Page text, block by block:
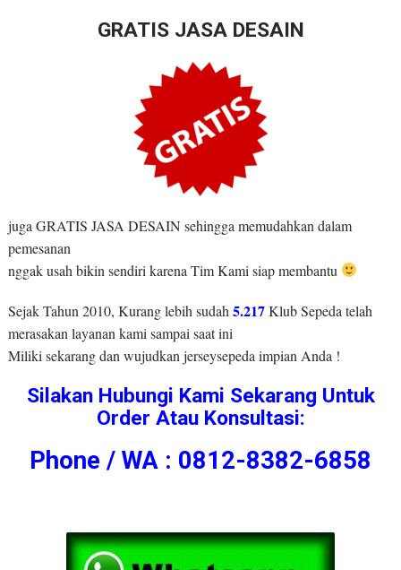
GRATIS JASA DESAIN
juga GRATIS JASA DESAIN sehingga memudahkan dalam
pemesanan
nggak usah bikin sendiri karena Tim Kami siap membantu
Sejak Tahun 2010, Kurang lebih sudah 5.217Klub Sepeda telah
merasakan layanan kami sampai saat ini
Miliki sekarang dan wujudkan jerseysepeda impian Anda !
Silakan Hubungi Kami Sekarang Untuk
Order Atau Konsultasi:
Phone / WA : 0812-8382-6858